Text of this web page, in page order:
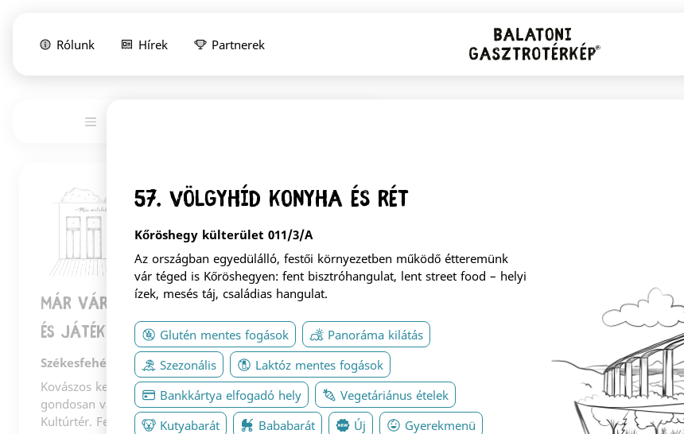
Rólunk Hírek Partnerek
57. Völgyhíd Konyha és Rét
Kőröshegy külterület 011/3/A
Az országban egyedülálló, festői környezetben működő étteremünk
vár téged is Kőröshegyen: fent bisztróhangulat, lent street food – helyi
ízek, mesés táj, családias hangulat.
Glutén mentes fogások
Panoráma kilátás
Szezonális
Laktóz mentes fogások
Bankkártya elfogadó hely
Vegetáriánus ételek
Kutyabarát
Bababarát Új Gyerekmenü
1
Már Vártalak pékség, kávézó, könyv-
és játékbolt
Székesfehérvár
Kovászos kenyér, Gianni Frasi kávé, csodás sütemények,
gondosan válogatott könyvek és játékok. Villás reggeli.
Kultúrtér. Fehérvár nappalija.